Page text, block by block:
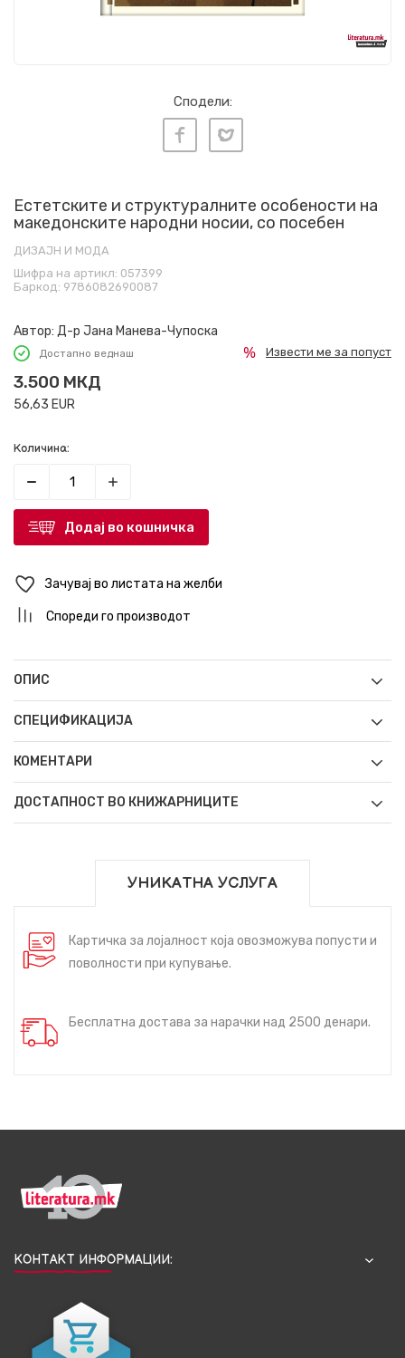
Сподели:
Естетските и структуралните особености на
македонските народни носии, со посебен
ДИЗАЈН И МОДА
Шифра на артикл: 057399
Баркод: 9786082690087
Автор: Д-р Јана Манева-Чупоска
Достапно веднаш
3.500 МКД
56,63 EUR
Извести ме за попуст
Количина:
Додај во кошничка
Зачувај во листата на желби
Спореди го производот
ОПИС
СПЕЦИФИКАЦИЈА
КОМЕНТАРИ
ДОСТАПНОСТ ВО КНИЖАРНИЦИТЕ
УНИКАТНА УСЛУГА
Картичка за лојалност која овозможува попусти и
поволности при купување.
Бесплатна достава за нарачки над 2500 денари.
КОНТАКТ ИНФОРМАЦИИ: